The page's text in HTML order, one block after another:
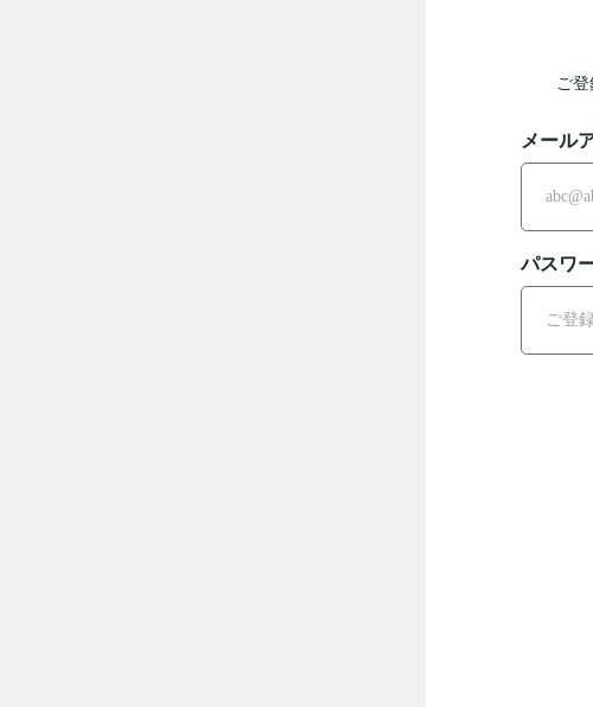
ご
メール
パスワ